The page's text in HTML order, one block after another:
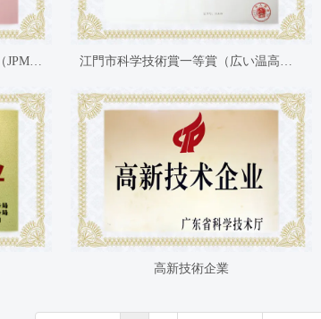
江門市蓬江区科学技術賞一等賞（JPM-6シリーズ材料の開発と応用） 江門市科学技術賞一等賞（広い温高、低損失Mn-Zn効率フェライト材料）
高新技術企業